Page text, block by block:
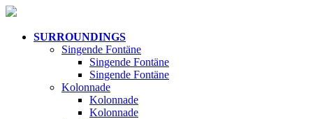
SURROUNDINGS
Singende Fontäne
Singende Fontäne
Singende Fontäne
Kolonnade
Kolonnade
Kolonnade